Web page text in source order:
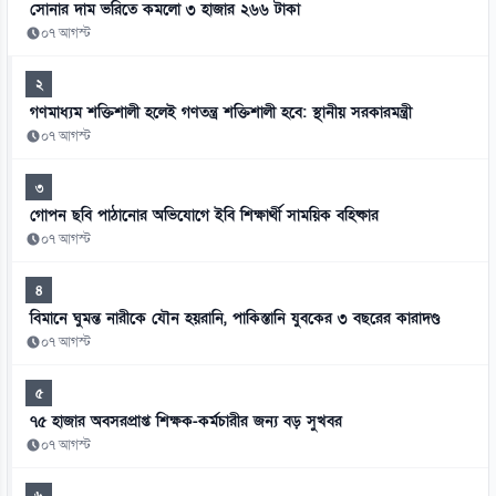
সোনার দাম ভরিতে কমলো ৩ হাজার ২৬৬ টাকা
০৭ আগস্ট
২
গণমাধ্যম শক্তিশালী হলেই গণতন্ত্র শক্তিশালী হবে: স্থানীয় সরকারমন্ত্রী
০৭ আগস্ট
৩
গোপন ছবি পাঠানোর অভিযোগে ইবি শিক্ষার্থী সাময়িক বহিষ্কার
০৭ আগস্ট
৪
বিমানে ঘুমন্ত নারীকে যৌন হয়রানি, পাকিস্তানি যুবকের ৩ বছরের কারাদণ্ড
০৭ আগস্ট
৫
৭৫ হাজার অবসরপ্রাপ্ত শিক্ষক-কর্মচারীর জন্য বড় সুখবর
০৭ আগস্ট